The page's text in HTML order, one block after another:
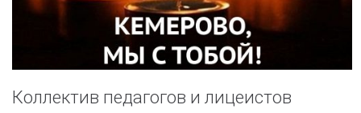
Коллектив педагогов и лицеистов